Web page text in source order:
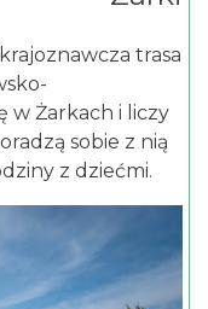
trasa
w Żarkach i liczy
sobie z nią
z dziećmi.